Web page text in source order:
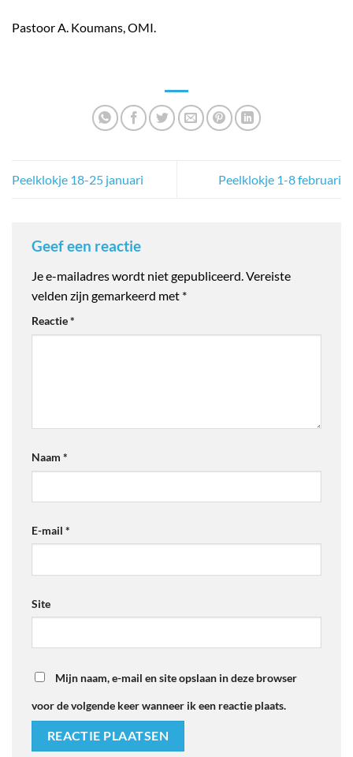
Pastoor A. Koumans, OMI.
Peelklokje 18-25 januari Peelklokje 1-8 februari
Geef een reactie
Je e-mailadres wordt niet gepubliceerd.Vereiste
velden zijn gemarkeerd met *
Reactie*
Naam *
E-mail *
Site
Mijn naam, e-mail en site opslaan in deze browser
voor de volgende keer wanneer ik een reactie plaats.